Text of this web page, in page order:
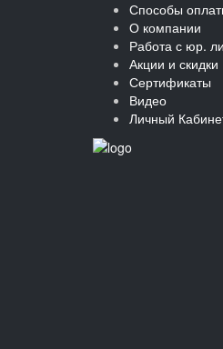
Способы
О компании
Работа с юр.
Акции и скидки
Сертификаты
Видео
Личный